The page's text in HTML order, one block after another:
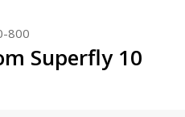
800
Superfly 10